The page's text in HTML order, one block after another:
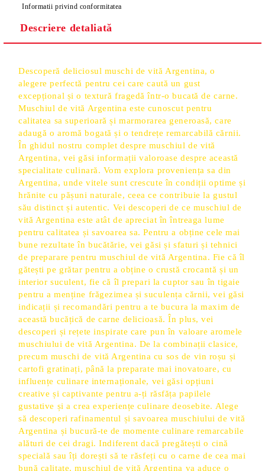
Informatii privind conformitatea
Descriere detaliată
Descoperă deliciosul muschi de vită Argentina, o
alegere perfectă pentru cei care caută un gust
excepțional și o textură fragedă într-o bucată de carne.
Muschiul de vită Argentina este cunoscut pentru
calitatea sa superioară și marmorarea generoasă, care
adaugă o aromă bogată și o tendrețe remarcabilă cărnii.
În ghidul nostru complet despre muschiul de vită
Argentina, vei găsi informații valoroase despre această
specialitate culinară. Vom explora proveniența sa din
Argentina, unde vitele sunt crescute în condiții optime și
hrănite cu pășuni naturale, ceea ce contribuie la gustul
său distinct și autentic. Vei descoperi de ce muschiul de
vită Argentina este atât de apreciat în întreaga lume
pentru calitatea și savoarea sa. Pentru a obține cele mai
bune rezultate în bucătărie, vei găsi și sfaturi și tehnici
de preparare pentru muschiul de vită Argentina. Fie că îl
gătești pe grătar pentru a obține o crustă crocantă și un
interior suculent, fie că îl prepari la cuptor sau în tigaie
pentru a menține frăgezimea și suculența cărnii, vei găsi
indicații și recomandări pentru a te bucura la maxim de
această bucățică de carne delicioasă. În plus, vei
descoperi și rețete inspirate care pun în valoare aromele
muschiului de vită Argentina. De la combinații clasice,
precum muschi de vită Argentina cu sos de vin roșu și
cartofi gratinați, până la preparate mai inovatoare, cu
influențe culinare internaționale, vei găsi opțiuni
creative și captivante pentru a-ți răsfăța papilele
gustative și a crea experiențe culinare deosebite. Alege
să descoperi rafinamentul și savoarea muschiului de vită
Argentina și bucură-te de momente culinare remarcabile
alături de cei dragi. Indiferent dacă pregătești o cină
specială sau îți dorești să te răsfeți cu o carne de cea mai
bună calitate, muschiul de vită Argentina va aduce o